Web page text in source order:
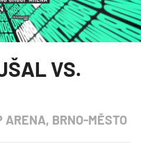
VS.
ARENA, BRNO-MĚSTO